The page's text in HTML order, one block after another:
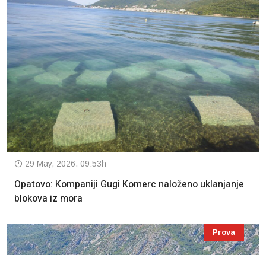
29 May, 2026. 09:53h
Opatovo: Kompaniji Gugi Komerc naloženo uklanjanje
blokova iz mora
Prova